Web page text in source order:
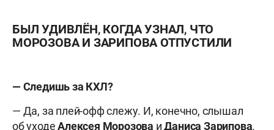
БЫЛ УДИВЛЁН, КОГДА УЗНАЛ, ЧТО
МОРОЗОВА И ЗАРИПОВА ОТПУСТИЛИ
— Следишь за КХЛ?
— Да, за плей-офф слежу. И, конечно, слышал
об уходеАлексея Морозова иДаниса Зарипова.